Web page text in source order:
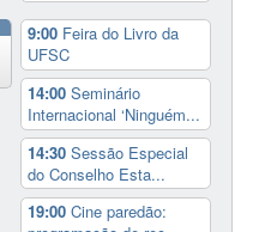
9:00 Feira do Livro da
UFSC
14:00Seminário
Internacional ‘Ninguém...
14:30Sessão Especial
do Conselho Esta...
19:00Cine paredão: